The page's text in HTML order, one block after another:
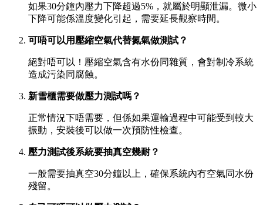
如果30分鐘內壓力下降超過5%，就屬於明顯泄漏。微小
下降可能係溫度變化引起，需要延長觀察時間。
可唔可以用壓縮空氣代替氮氣做測試？
絕對唔可以！壓縮空氣含有水份同雜質，會對制冷系統
造成污染同腐蝕。
新雪櫃需要做壓力測試嗎？
正常情況下唔需要，但係如果運輸過程中可能受到較大
振動，安裝後可以做一次預防性檢查。
壓力測試後系統要抽真空幾耐？
一般需要抽真空30分鐘以上，確保系統內冇空氣同水份
殘留。